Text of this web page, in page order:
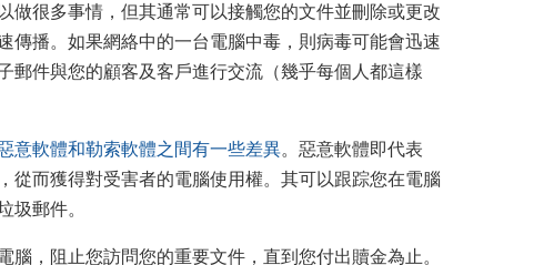
做很多事情，但其通常可以接觸您的文件並刪除或更改
傳播。如果網絡中的一台電腦中毒，則病毒可能會迅速
郵件與您的顧客及客戶進行交流（幾乎每個人都這樣
意軟體和勒索軟體之間有一些差異。惡意軟體即代表
從而獲得對受害者的電腦使用權。其可以跟踪您在電腦
圾郵件。
，阻止您訪問您的重要文件，直到您付出贖金為止。